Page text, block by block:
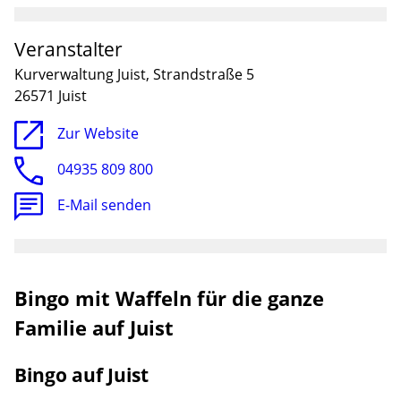
Bingo mit Waffeln für die ganze
Familie auf Juist
Bingo auf Juist
Veranstalter
Kurverwaltung Juist, Strandstraße 5
26571 Juist
Zur Website
04935 809 800
E-Mail senden